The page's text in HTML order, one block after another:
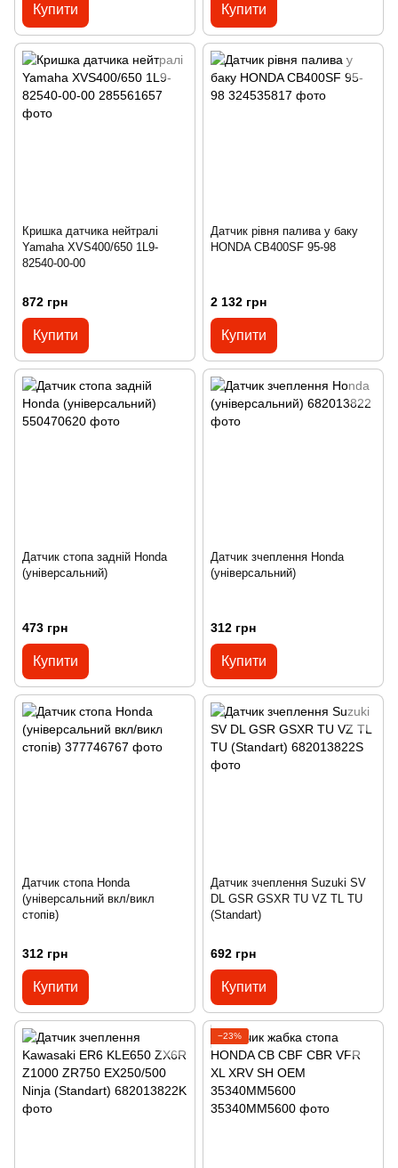
Купити Купити
Кришка датчика нейтралі
Yamaha XVS400/650 1L9-
82540-00-00
872 грн
Купити
Датчик рівня палива у баку
HONDA CB400SF 95-98
2 132 грн
Купити
Датчик стопа задній Honda
(універсальний)
473 грн
Купити
Датчик зчеплення Honda
(універсальний)
312 грн
Купити
Датчик стопа Honda
(універсальний вкл/викл
стопів)
312 грн
Купити
Датчик зчеплення Suzuki SV
DL GSR GSXR TU VZ TL TU
(Standart)
692 грн
Купити
−23%